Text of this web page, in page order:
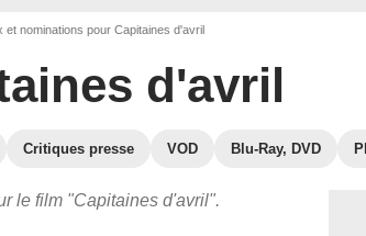
et nominations pour Capitaines d'avril
d'avril
Critiques presse VOD Blu-Ray, DVD
le film "Capitaines d'avril".